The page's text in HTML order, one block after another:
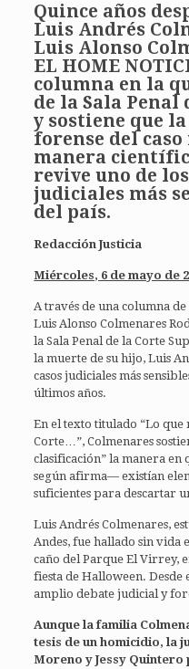
Quince años
Luis Andrés
Luis Alonso
EL HOME
columna en la
de la Sala Penal
y sostiene que
forense del
manera
revive uno de
judiciales más
del país.
Redacción Justicia
Miércoles, 6 de mayo de
A través de una columna
Luis Alonso Colmenares
la Sala Penal de la Corte
la muerte de su hijo, Luis
casos judiciales más
últimos años.
En el texto titulado “Lo
Corte…”, Colmenares
clasificación” la manera
según afirma— existían
suficientes para descartar
Luis Andrés Colmenares,
Andes, fue hallado sin vida
caño del Parque El Virrey,
fiesta de Halloween. Desde
amplio debate judicial y
Aunque la familia
tesis de un homicidio, la
Moreno y Jessy